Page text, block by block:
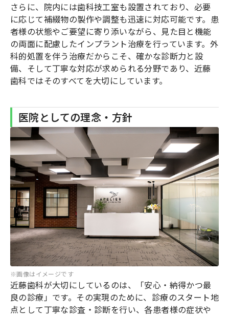
さらに、院内には歯科技工室も設置されており、必要
に応じて補綴物の製作や調整も迅速に対応可能です。患
者様の状態やご要望に寄り添いながら、見た目と機能
の両面に配慮したインプラント治療を行っています。外
科的処置を伴う治療だからこそ、確かな診断力と設
備、そして丁寧な対応が求められる分野であり、近藤
歯科ではそのすべてを大切にしています。
医院としての理念・方針
※画像はイメージです
近藤歯科が大切にしているのは、「安心・納得かつ最
良の診療」です。その実現のために、診療のスタート地
点として丁寧な診査・診断を行い、各患者様の症状や